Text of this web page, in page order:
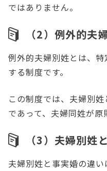
ではありません。
（2）例外的夫
例外的夫婦別姓とは、
する制度です。
この制度では、夫婦別
であって、夫婦同姓が原
（3）夫婦別姓
夫婦別姓と事実婚の違